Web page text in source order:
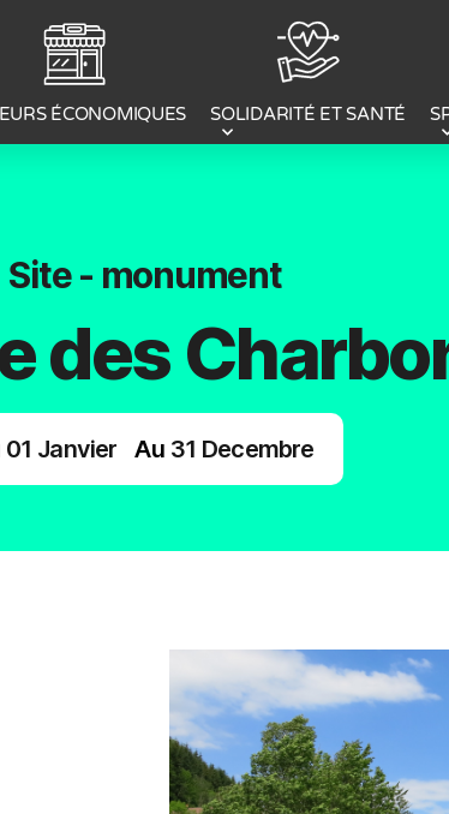
ÉCONOMIQUES SOLIDARITÉ ET SANTÉ
Site - monument
des
01 Janvier Au 31 Decembre